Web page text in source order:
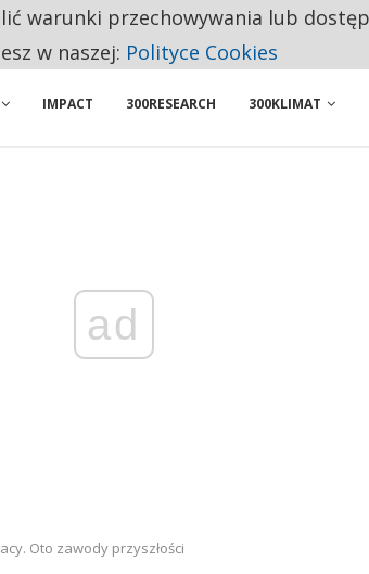
NA PODSTAWOWE ZAKUPY
IMPACT 300RESEARCH 300KLIMAT
ad
Oto zawody przyszłości
warunki przechowywania lub
w naszej: Polityce Cookies